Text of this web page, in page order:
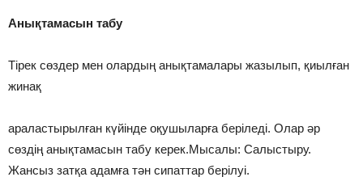
Анықтамасын табу
Тірек сөздер мен олардың анықтамалары жазылып, қиылған
жинақ
араластырылған күйінде оқушыларға беріледі. Олар әр
сөздің анықтамасын табу керек.Мысалы: Салыстыру.
Жансыз затқа адамға тән сипаттар берілуі.